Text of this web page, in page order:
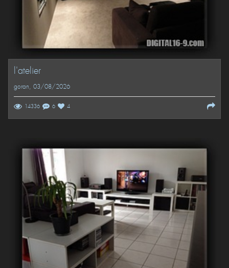
l'atelier
goran, 03/08/2026
14336 6 4